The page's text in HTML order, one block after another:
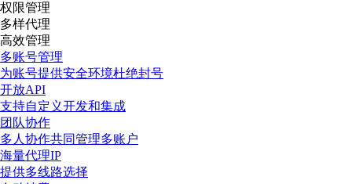
权限管理
多样代理
高效管理
多账号管理
为账号提供安全环境杜绝封号
开放API
支持自定义开发和集成
团队协作
多人协作共同管理多账户
海量代理IP
提供多线路选择